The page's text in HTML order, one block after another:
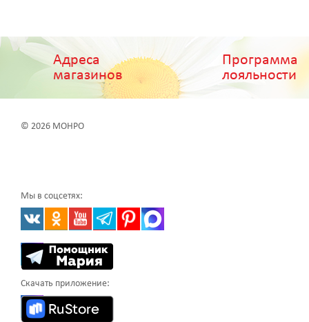
Адреса
магазинов
Программа
лояльности
© 2026 МОНРО
Мы в соцсетях:
Скачать приложение: